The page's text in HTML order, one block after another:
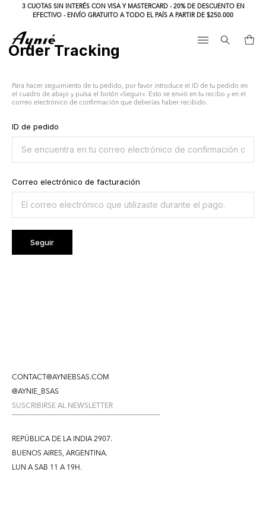
3 CUOTAS SIN INTERÉS CON VISA Y MASTERCARD - 20% DE DESCUENTO EN
EFECTIVO - ENVÍO GRATUITO A TODO EL PAÍS A PARTIR DE $250.000
Order Tracking
Para hacer seguimiento de tu pedido, por favor introduce el ID de tu pedido en
el cuadro de abajo y pulsa el botón «Seguir». Esto se envió en tu recibo y en el
correo electrónico de confirmación que deberías haber recibido.
ID de pedido
Correo electrónico de facturación
Seguir
CONTACT@AYNIEBSAS.COM
@AYNIE_BSAS
REPÚBLICA DE LA INDIA 2907.
BUENOS AIRES, ARGENTINA.
LUN A SAB 11 A 19H.